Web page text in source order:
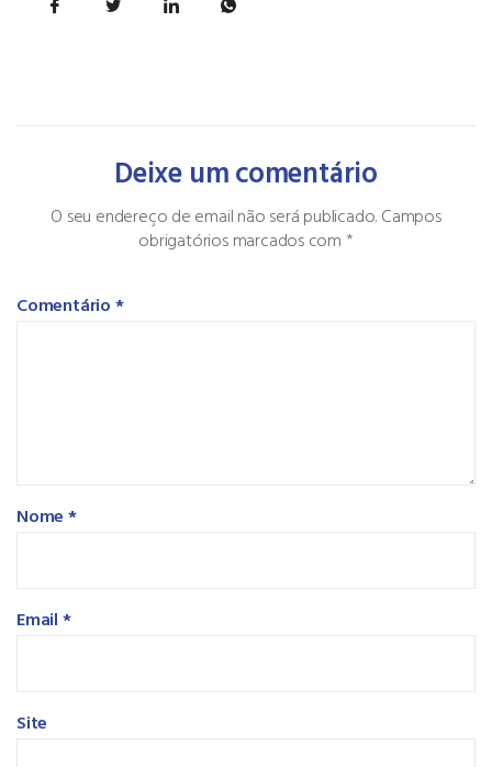
Deixe um comentário
O seu endereço de email não será publicado. Campos
obrigatórios marcados com *
Comentário *
Nome *
Email *
Site